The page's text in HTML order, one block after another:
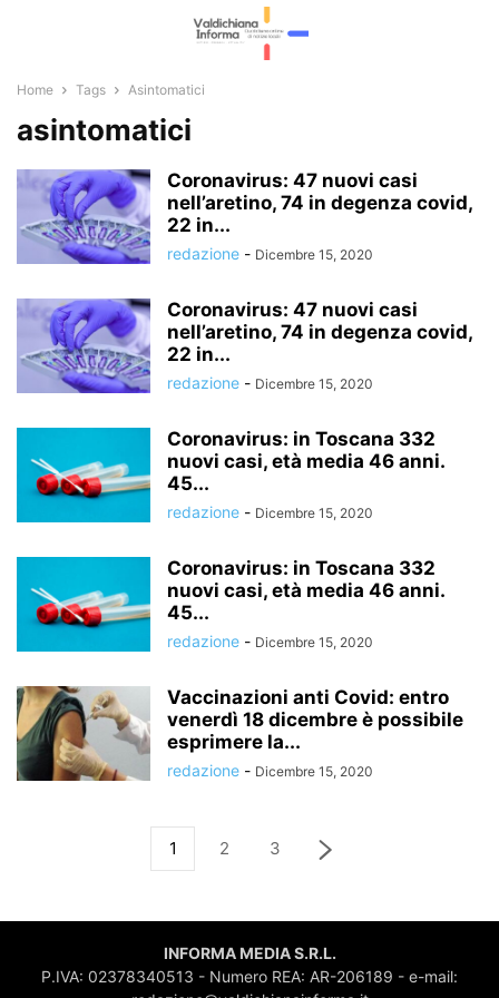
Home Tags Asintomatici
asintomatici
Coronavirus: 47 nuovi casi
nell’aretino, 74 in degenza covid,
22 in...
redazione - Dicembre 15, 2020
Coronavirus: 47 nuovi casi
nell’aretino, 74 in degenza covid,
22 in...
redazione - Dicembre 15, 2020
Coronavirus: in Toscana 332
nuovi casi, età media 46 anni.
45...
redazione - Dicembre 15, 2020
Coronavirus: in Toscana 332
nuovi casi, età media 46 anni.
45...
redazione - Dicembre 15, 2020
Vaccinazioni anti Covid: entro
venerdì 18 dicembre è possibile
esprimere la...
redazione - Dicembre 15, 2020
1 2 3
INFORMA MEDIA S.R.L.
P.IVA: 02378340513 - Numero REA: AR-206189 - e-mail: